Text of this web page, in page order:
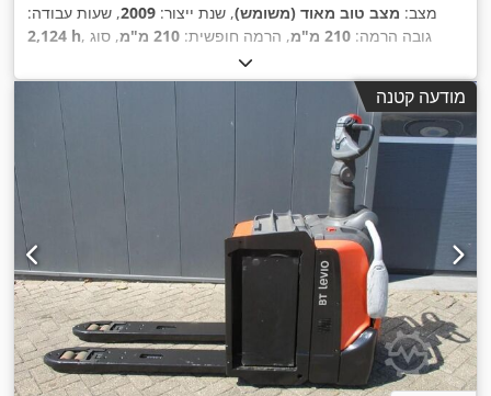
מצב: מצב טוב מאוד (משומש), שנת ייצור: 2009, שעות עבודה:
2,124 h
, גובה הרמה: 210 מ"מ , הרמה חופשית: 210 מ"מ
, סוג
2,350 מ"מ
כולל:1,300 מ"מ , צבע:אחר ,
מודעה קטנה